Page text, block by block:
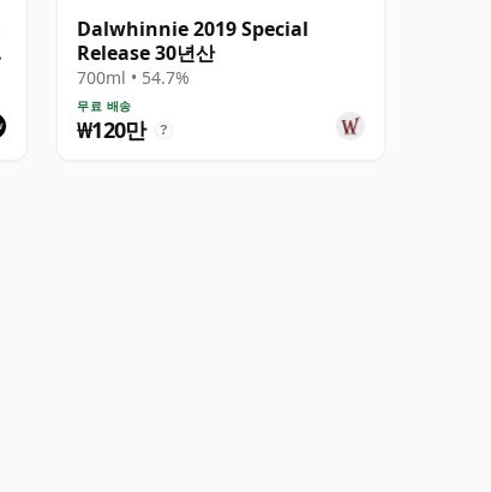
Dalwhinnie 2019 Special
Release 30년산
700ml • 54.7%
무료 배송
₩120만 ?